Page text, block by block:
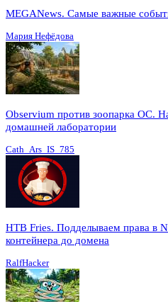
MEGANews. Cамые важные
Мария Нефёдова
Observium против зоопарка ОС.
домашней лаборатории
Cath_Ars_IS_785
HTB Fries. Подделываем права в
контейнера до домена
RalfHacker